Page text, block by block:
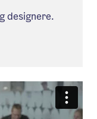
designere.